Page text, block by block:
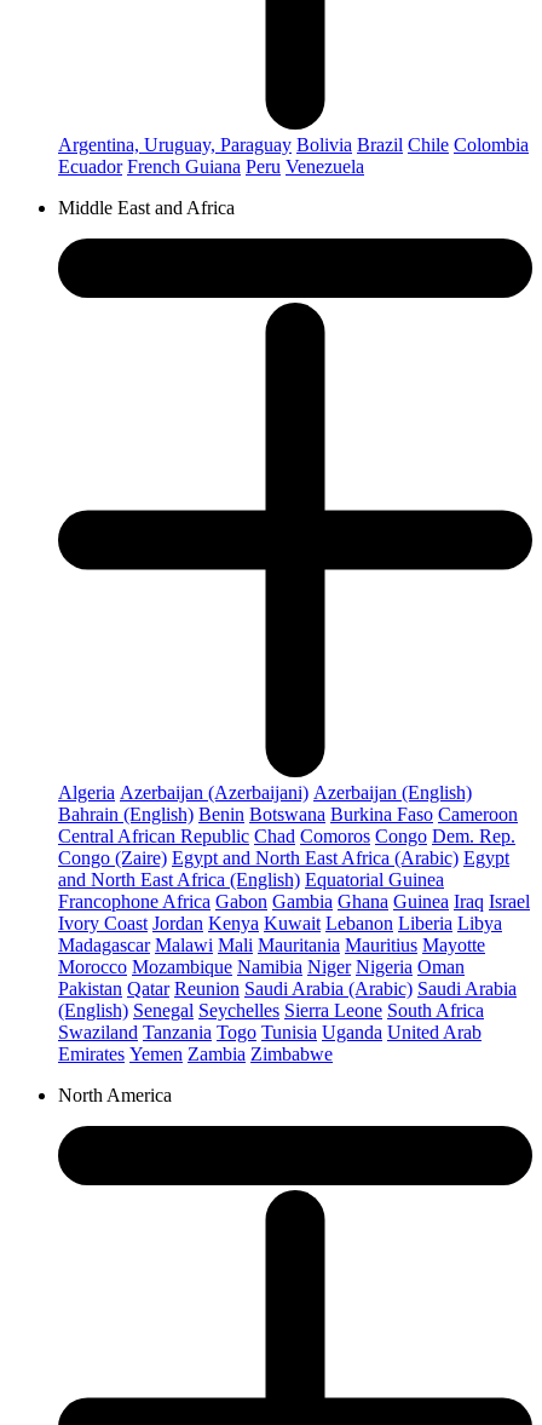
Argentina, Uruguay, Paraguay Bolivia Brazil Chile Colombia
Ecuador French Guiana Peru Venezuela
Middle East and Africa
Algeria Azerbaijan (Azerbaijani) Azerbaijan (English)
Bahrain (English) Benin Botswana Burkina Faso Cameroon
Central African Republic Chad Comoros Congo Dem. Rep.
Congo (Zaire) Egypt and North East Africa (Arabic) Egypt
and North East Africa (English) Equatorial Guinea
Francophone Africa Gabon Gambia Ghana Guinea Iraq Israel
Ivory Coast Jordan Kenya Kuwait Lebanon Liberia Libya
Madagascar Malawi Mali Mauritania Mauritius Mayotte
Morocco Mozambique Namibia Niger Nigeria Oman
Pakistan Qatar Reunion Saudi Arabia (Arabic) Saudi Arabia
(English) Senegal Seychelles Sierra Leone South Africa
Swaziland Tanzania Togo Tunisia Uganda United Arab
Emirates Yemen Zambia Zimbabwe
North America